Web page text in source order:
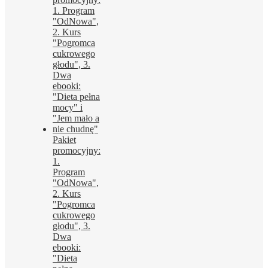
Pakiet
promocyjny:
1.
Program
"OdNowa",
2. Kurs
"Pogromca
cukrowego
głodu", 3.
Dwa
ebooki:
"Dieta